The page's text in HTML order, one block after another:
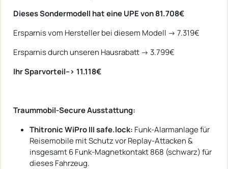
Dieses Sondermodell hat eine UPE von 81.708€
Ersparnis vom Hersteller bei diesem Modell -> 7.319€
Ersparnis durch unseren Hausrabatt -> 3.799€
Ihr Sparvorteil--> 11.118€
Traummobil-Secure Ausstattung:
Thitronic WiPro III safe.lock: Funk-Alarmanlage für
Reisemobile mit Schutz vor Replay-Attacken &
insgesamt 6 Funk-Magnetkontakt 868 (schwarz) für
dieses Fahrzeug.